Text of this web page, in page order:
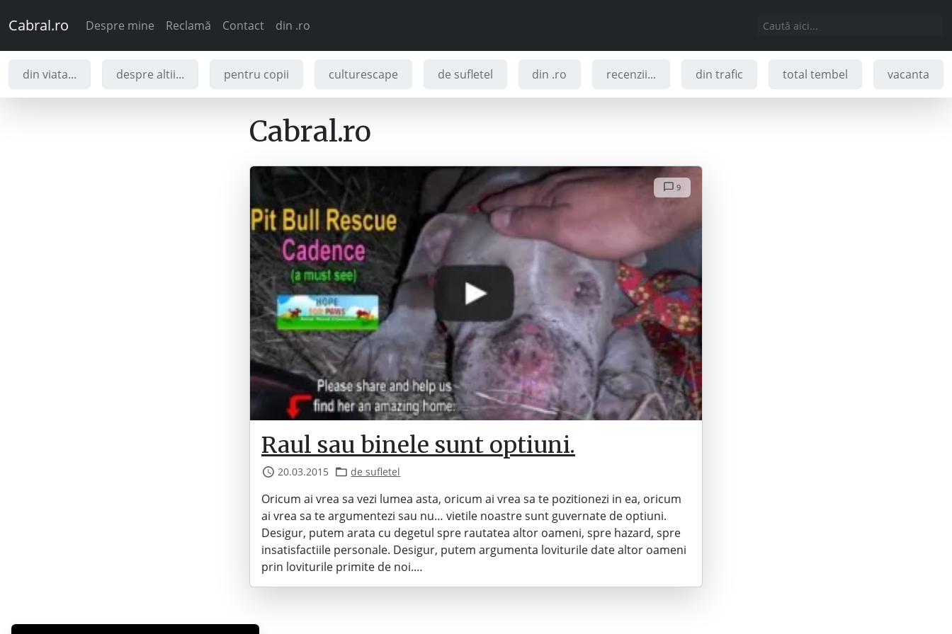
Cabral.ro Despre mine Reclamă Contact din .ro
din viata... despre altii... pentru copii culturescape de sufletel din .ro recenzii... din trafic total tembel vacanta
Cabral.ro
9
Raul sau binele sunt optiuni.
20.03.2015 de sufletel
Oricum ai vrea sa vezi lumea asta, oricum ai vrea sa te pozitionezi in ea, oricum
ai vrea sa te argumentezi sau nu… vietile noastre sunt guvernate de optiuni.
Desigur, putem arata cu degetul spre rautatea altor oameni, spre hazard, spre
insatisfactiile personale. Desigur, putem argumenta loviturile date altor oameni
prin loviturile primite de noi.…